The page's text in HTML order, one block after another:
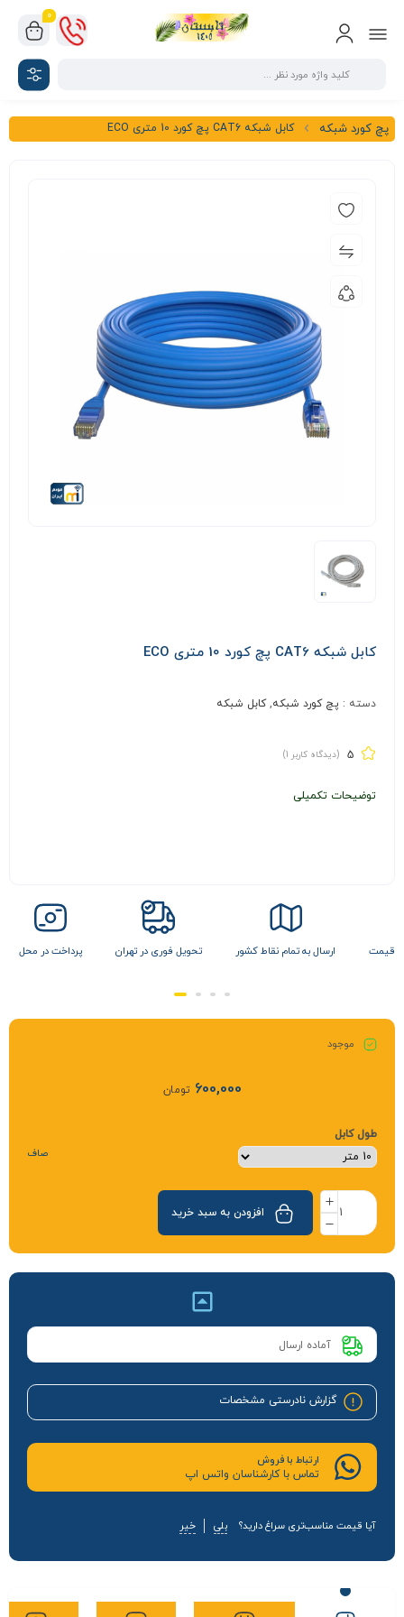
0
پچ کورد شبکه کابل شبکه CAT6 پچ کورد 10 متری ECO
کابل شبکه CAT6 پچ کورد 10 متری ECO
دسته : پچ کورد شبکه,کابل شبکه
5 (دیدگاه کاربر 1
)
توضیحات تکمیلی
تمام نقاط کشور تحویل فوری در تهران پرداخت در محل تضمین بهترین
موجود
600,000 تومان
طول کابل
صاف
افزودن به سبد خرید
آماده ارسال
گزارش نادرستی مشخصات
ارتباط با فروش
تماس با کارشناسان واتس اپ
آیا قیمت مناسب‌تری سراغ دارید؟ بلی خیر